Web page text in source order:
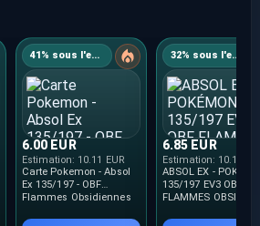
41% sous l'estimation
6.00 EUR
Estimation: 10.11 EUR
Carte Pokemon - Absol
Ex 135/197 - OBF
Flammes Obsidiennes
32% sous l'estimation
6.85 EUR
Estimation: 10.11
ABSOL EX -
135/197 EV3 OBF
FLAMMES